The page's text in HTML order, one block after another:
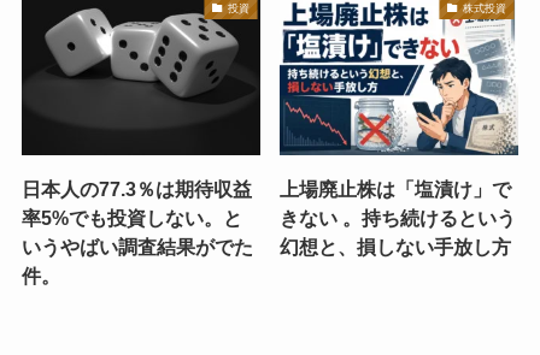
投資
日本人の77.3％は期待収益
率5%でも投資しない。と
いうやばい調査結果がでた
件。
株式投資
上場廃止株は「塩漬け」で
きない 。持ち続けるという
幻想と、損しない手放し方